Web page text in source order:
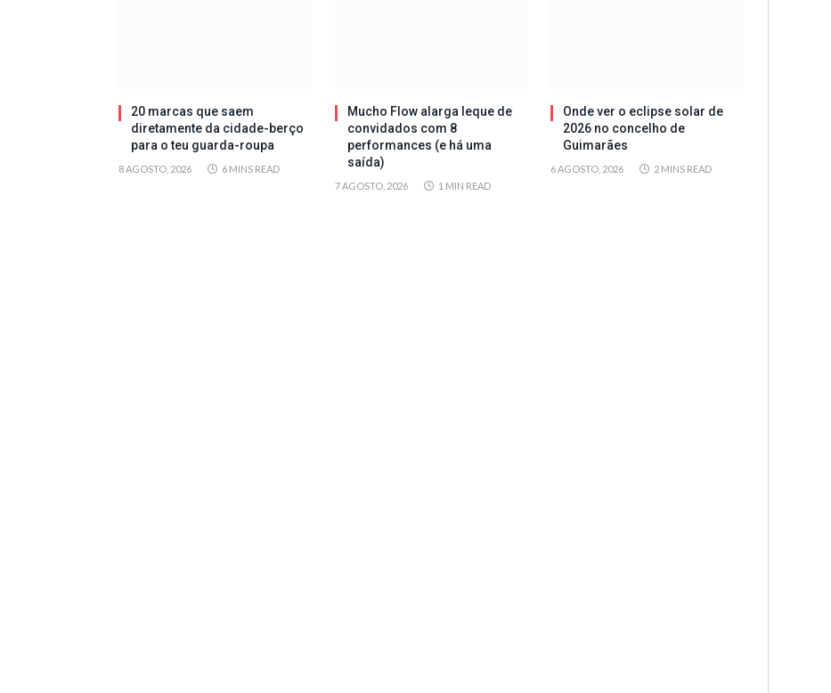
20 marcas que saem
diretamente da cidade-berço
para o teu guarda-roupa
8 AGOSTO, 2026 6 MINS READ
Mucho Flow alarga leque de
convidados com 8
performances (e há uma
saída)
7 AGOSTO, 2026 1 MIN READ
Onde ver o eclipse solar de
2026 no concelho de
Guimarães
6 AGOSTO, 2026 2 MINS READ